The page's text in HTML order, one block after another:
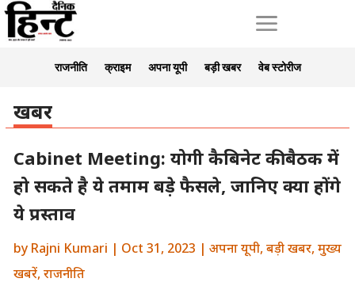
a
राजनीति क्राइम अपना यूपी बड़ी खबर वेब स्टोरीज
खबर
Cabinet Meeting: योगी कैबिनेट की बैठक में
हो सकते है ये तमाम बड़े फैसले, जानिए क्या होंगे
ये प्रस्ताव
by Rajni Kumari | Oct 31, 2023 | अपना यूपी,बड़ी खबर,मुख्य
खबरें,राजनीति